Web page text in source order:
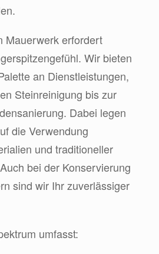
Mauerwerk erfordert
Wir bieten
an Dienstleistungen,
Steinreinigung bis zur
Dabei legen
die Verwendung
und traditioneller
bei der Konservierung
sind wir Ihr zuverlässiger
umfasst: